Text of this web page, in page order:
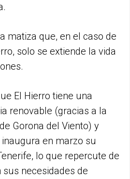
matiza que, en el caso de
solo se extiende la vida
El Hierro tiene una
renovable (gracias a la
Gorona del Viento) y
en marzo su
lo que repercute de
necesidades de